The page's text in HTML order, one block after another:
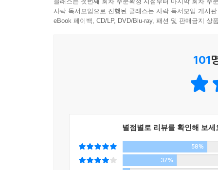
에스토니아의 교육정책전문가 윌레 키카스 씨는
식으로 배우면 어떻게 현실에서 문제를 스스로 해
함께 만들어낸 새로운 지식 콘텐츠
프로그램으로서는 유례없이 높은 시청률
(Lecture+Documentary)’ 형식으로 우리 사회의
프로그램을 주목한다. 특히 기존 전문가 중심의
구체적이고 현실적인 토론과 대안 모색의 장이 될
앞으로 인류는 이 책에서 제기한 문제들에 대해
사락 독서모임으로 진행된 클래스는 사락 독서모임 게시
eBook 페이백, CD/LP, DVD/Blu-ray, 패션 및 판매금지 상
101
별점별로 리뷰를 확인해 보세
58%
37%